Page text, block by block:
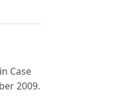
Case
2009.